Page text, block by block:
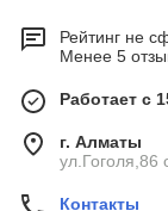
Рейтинг не
Менее 5
Работает с
г. Алматы
ул.Гоголя,86
Контакты